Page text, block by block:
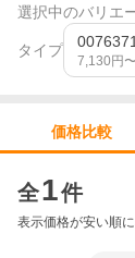
選択中のバリエ
タイプ 0076371
7,130 円〜
価格比較
全1件
表示価格が安い順